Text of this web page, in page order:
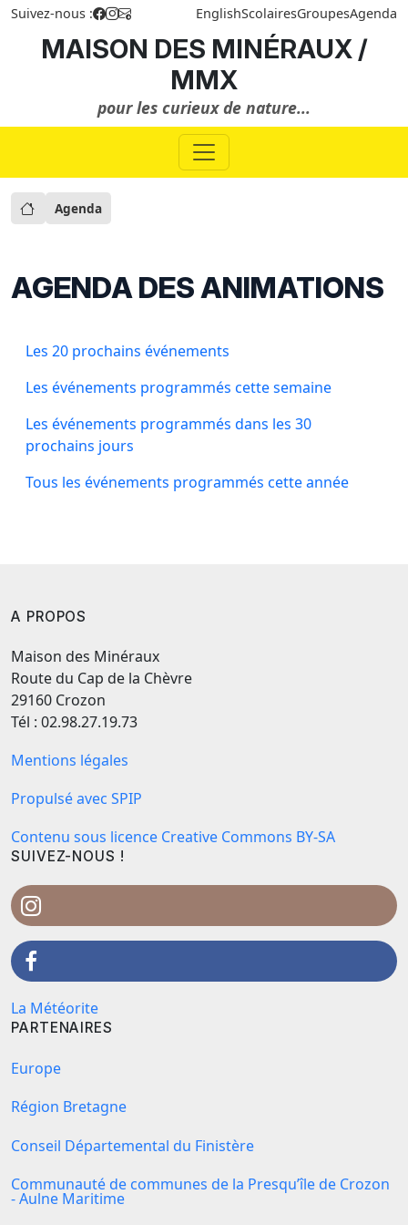
Suivez-nous : EnglishScolairesGroupesAgenda
MAISON DES MINÉRAUX /
MMX
pour les curieux de nature...
Agenda
AGENDA DES ANIMATIONS
Les 20 prochains événements
Les événements programmés cette semaine
Les événements programmés dans les 30
prochains jours
Tous les événements programmés cette année
A PROPOS
Maison des Minéraux
Route du Cap de la Chèvre
29160 Crozon
Tél : 02.98.27.19.73
Mentions légales
Propulsé avec SPIP
Contenu sous licence Creative Commons BY-SA
SUIVEZ-NOUS !
La Météorite
PARTENAIRES
Europe
Région Bretagne
Conseil Départemental du Finistère
Communauté de communes de la Presqu’île de Crozon
- Aulne Maritime